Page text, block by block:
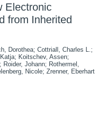
Electronic
from Inherited
Dorothea; Cottriall, Charles L.;
; Koitschev, Assen;
; Roider, Johann; Rothermel,
Nicole; Zrenner, Eberhart